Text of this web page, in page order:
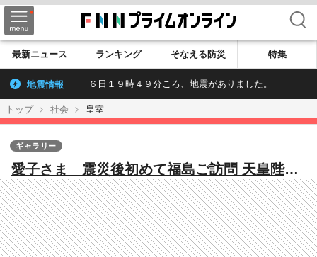
検索
最新ニュース ランキング そなえる防災 特集
地震情報 ６日１９時４９分ころ、地震がありました。
トップ 社会 皇室
愛子さま 震災後初めて福島ご訪問 天皇陛下
のご要望で 被災地へ寄り添う思い 愛子さま
の“お印”「ゴヨウツツジ」も
ギャラリー